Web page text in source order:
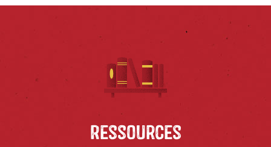
Ressources